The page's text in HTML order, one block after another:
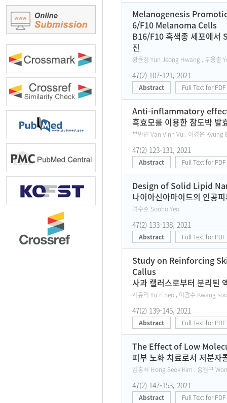
Melanogenesis
6/F10 Melanoma Cells
B16/F10 흑색종 세포에
진
황윤정 Yun Jeong Hwang , 부용출
47(2) 107-121, 2021
Abstract Full Text for PDF
Anti-inflammatory
흑효모를 이용한 참도박 발
부반빈 Van Vinh Vu , 이경은 Kyung
47(2) 123-131, 2021
Abstract Full Text for PDF
Design of Solid Lipid
나이아신아마이드의 인공
여수호 Sooho Yeo
47(2) 133-138, 2021
Abstract Full Text for PDF
Study on Reinforcing
Callus
사과 캘러스로부터 분리된
서유리 Yu-ri Seo , 이광수 Kwang-
47(2) 139-145, 2021
Abstract Full Text for PDF
The Effect of Low
피부 노화 치료로서 저분자
김홍석 Hong Seok Kim , 홍원규
47(2) 147-153, 2021
Abstract Full Text for PDF